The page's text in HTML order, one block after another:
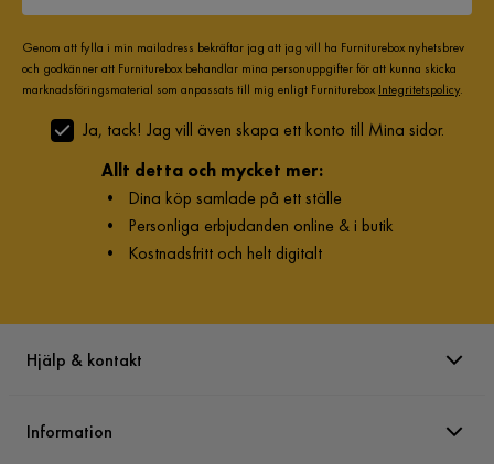
Genom att fylla i min mailadress bekräftar jag att jag vill ha Furniturebox nyhetsbrev
och godkänner att Furniturebox behandlar mina personuppgifter för att kunna skicka
marknadsföringsmaterial som anpassats till mig enligt Furniturebox Integritetspolicy.
Ja, tack! Jag vill även skapa ett konto till Mina sidor.
Allt detta och mycket mer:
• Dina köp samlade på ett ställe
• Personliga erbjudanden online & i butik
• Kostnadsfritt och helt digitalt
Hjälp & kontakt
Information